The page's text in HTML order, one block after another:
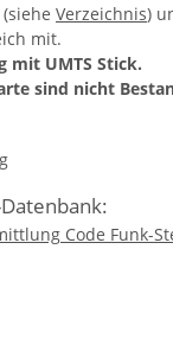
Verzeichnis)
mit.
mit UMTS Stick.
sind nicht